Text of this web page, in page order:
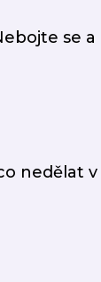
se a
nedělat v